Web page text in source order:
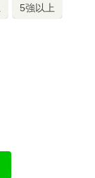
5強以上